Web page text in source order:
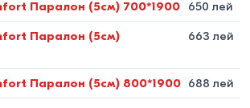
модели или матрасы с умеренно-
Наполнители из
пены с эффектом памяти или
перфорированного латекса бережно
Паралон (5см) 700*1900 650 лей
Паралон (5см)
663 лей
Паралон (5см) 800*1900 688 лей